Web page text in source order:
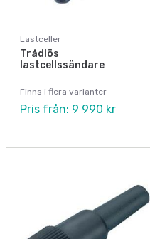
Lastceller
Trådlös
lastcellssändare
Finns i flera varianter
Pris från: 9 990 kr